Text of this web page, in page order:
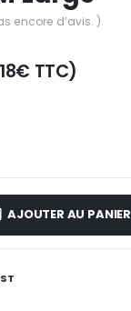
encore d’avis. )
€ TTC)
AJOUTER AU PANIER